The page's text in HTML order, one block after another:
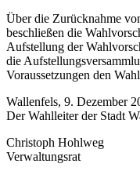
Über die Zurücknahme
beschließen die
Aufstellung der
die
Voraussetzungen den
Wallenfels, 9. Dezember
Der Wahlleiter
Christoph Hohlweg
Verwaltungsrat